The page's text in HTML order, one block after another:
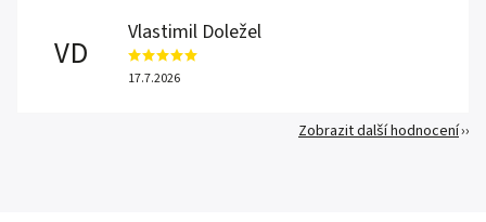
VD
Vlastimil Doležel
17.7.2026
Zobrazit další hodnocení